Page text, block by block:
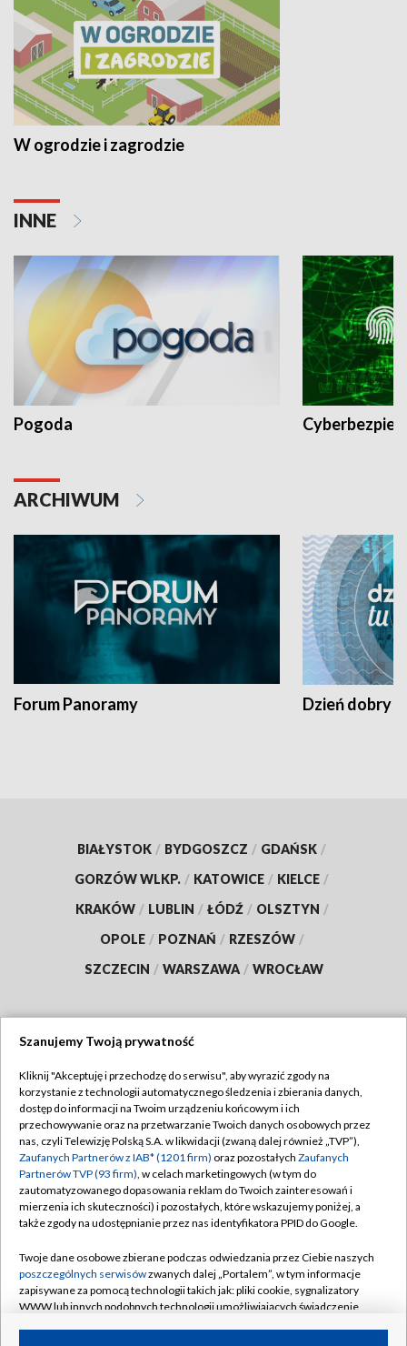
W ogrodzie i zagrodzie
INNE
Pogoda
ARCHIWUM
Forum Panoramy Dzień dobry
BIAŁYSTOK / BYDGOSZCZ / GDAŃSK /
GORZÓW WLKP. / KATOWICE / KIELCE /
KRAKÓW / LUBLIN / ŁÓDŹ / OLSZTYN /
OPOLE / POZNAŃ / RZESZÓW /
SZCZECIN / WARSZAWA / WROCŁAW
TVP
Abonament TVP
Emisja w TVP
Centrum informacji TVP
Naziemna Telewizja Cyfrowa
Rada Programowa
System NOS
Informacje o nadawcy
Regulamin TVP
Polityka prywatności
Moje zgody
Pomoc
Kontakt
Kanały
Szanujemy Twoją prywatność
Kliknij "Akceptuję i przechodzę do serwisu", aby wyrazić zgody na
korzystanie z technologii automatycznego śledzenia i zbierania danych,
dostęp do informacji na Twoim urządzeniu końcowym i ich
przechowywanie oraz na przetwarzanie Twoich danych osobowych przez
nas, czyli Telewizję Polską S.A. w likwidacji (zwaną dalej również „TVP”),
Zaufanych Partnerów z IAB* (1201 firm) oraz pozostałych Zaufanych
Partnerów TVP (93 firm), w celach marketingowych (w tym do
zautomatyzowanego dopasowania reklam do Twoich zainteresowań i
mierzenia ich skuteczności) i pozostałych, które wskazujemy poniżej, a
także zgody na udostępnianie przez nas identyfikatora PPID do Google.
Twoje dane osobowe zbierane podczas odwiedzania przez Ciebie naszych
poszczególnych serwisówzwanych dalej „Portalem”, w tym informacje
zapisywane za pomocą technologii takich jak: pliki cookie, sygnalizatory
WWW lub innych podobnych technologii umożliwiających świadczenie